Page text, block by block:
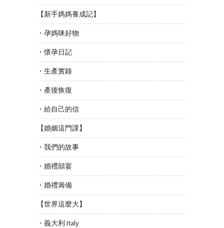
【新手媽媽養成記】
・孕媽咪好物
・懷孕日記
・生產實錄
・產後恢復
・給自己的信
【婚姻這門課】
・我們的故事
・婚禮囍宴
・婚禮籌備
【世界這麼大】
・義大利 Italy